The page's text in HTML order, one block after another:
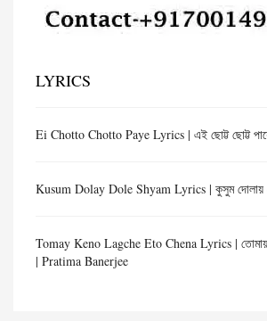
LYRICS
Ei Chotto Chotto Paye Lyrics | এই ছোট্ট ছোট্ট
Kusum Dolay Dole Shyam Lyrics | কুসুম দোলায়
Tomay Keno Lagche Eto Chena Lyrics | তোমায়
| Pratima Banerjee